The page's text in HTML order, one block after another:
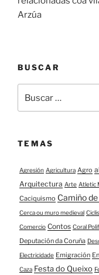
Arzúa
BUSCAR
TEMAS
Agresión Agricultura Agro
Arquitectura Arte Atletic
Caciquismo Camiño
Cerca ou muro medieval
Comercio Contos Coral
Deputación da Coruña
Electricidade Emigración
Caza Festa do Queixo